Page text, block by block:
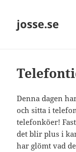
josse.se
Denna dagen
och sitta i
telefonköer!
det blir plus i
har glömt vad